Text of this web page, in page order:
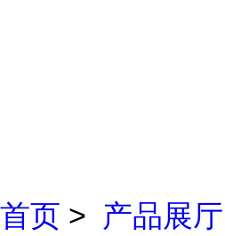
首页 > 产品展厅